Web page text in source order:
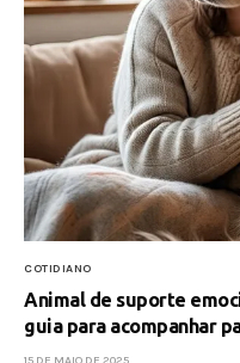
COTIDIANO
Animal de suporte
guia para acompanhar